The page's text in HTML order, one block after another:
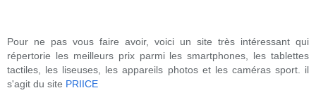
Pour ne pas vous faire avoir, voici un site très intéressant qui
répertorie les meilleurs prix parmi les smartphones, les tablettes
tactiles, les liseuses, les appareils photos et les caméras sport. il
s'agit du site PRIICE